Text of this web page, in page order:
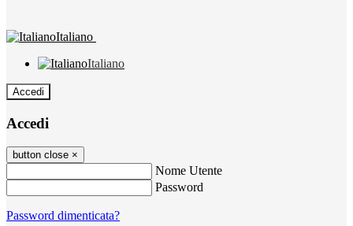
Italiano
Italiano
Accedi
Accedi
button close ×
Nome Utente
Password
Password dimenticata?